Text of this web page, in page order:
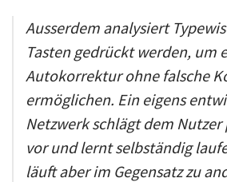
Ausserdem analysiert
Tasten gedrückt werden, um
Autokorrektur ohne falsche
ermöglichen. Ein eigens
Netzwerk schlägt dem Nutzer
vor und lernt selbständig
läuft aber im Gegensatz zu